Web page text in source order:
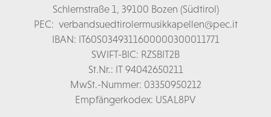
Schlernstraße 1, 39100 Bozen (Südtirol)
PEC: verbandsuedtirolermusikkapellen@pec.it
IBAN: IT60S0349311600000300011771
SWIFT-BIC: RZSBIT2B
St.Nr.: IT 94042650211
MwSt.-Nummer: 03350950212
Empfängerkodex: USAL8PV